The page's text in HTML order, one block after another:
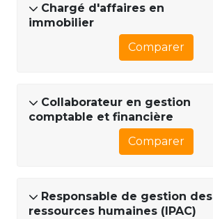
Chargé d'affaires en
immobilier
Comparer
Collaborateur en gestion
comptable et financière
Comparer
Responsable de gestion des
ressources humaines (IPAC)